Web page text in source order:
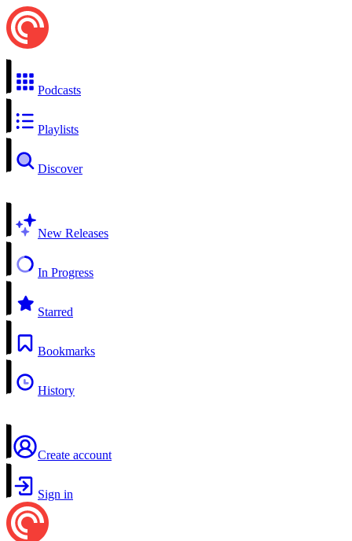
Podcasts
Playlists
Discover
New Releases
In Progress
Starred
Bookmarks
History
Create account
Sign in